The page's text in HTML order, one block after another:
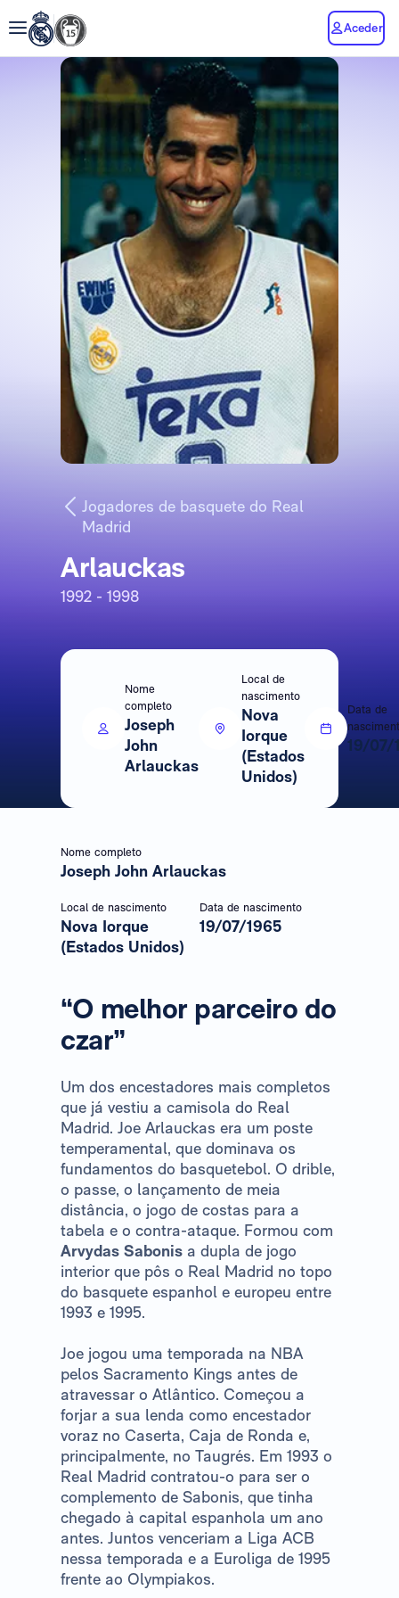
Aceder
Jogadores de basquete do Real
Madrid
Arlauckas
1992 - 1998
Nome
completo
Joseph
John
Arlauckas
Local de
nascimento
Nova
Iorque
(Estados
Unidos)
Data de
19/07/
Nome completo
Joseph John Arlauckas
Local de nascimento
Nova Iorque
(Estados Unidos)
Data de nascimento
19/07/1965
“O melhor parceiro do
czar”
Um dos encestadores mais completos
que já vestiu a camisola do Real
Madrid. Joe Arlauckas era um poste
temperamental, que dominava os
fundamentos do basquetebol. O drible,
o passe, o lançamento de meia
distância, o jogo de costas para a
tabela e o contra-ataque. Formou com
Arvydas Sabonis a dupla de jogo
interior que pôs o Real Madrid no topo
do basquete espanhol e europeu entre
1993 e 1995.
Joe jogou uma temporada na NBA
pelos Sacramento Kings antes de
atravessar o Atlântico. Começou a
forjar a sua lenda como encestador
voraz no Caserta, Caja de Ronda e,
principalmente, no Taugrés. Em 1993 o
Real Madrid contratou-o para ser o
complemento de Sabonis, que tinha
chegado à capital espanhola um ano
antes. Juntos venceriam a Liga ACB
nessa temporada e a Euroliga de 1995
frente ao Olympiakos.